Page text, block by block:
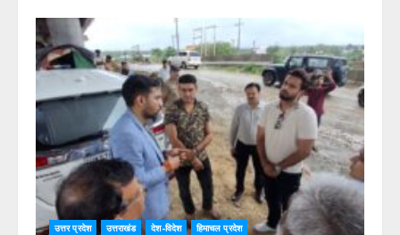
उत्तर प्रदेश उत्तराखंड देश-विदेश हिमाचल प्रदेश